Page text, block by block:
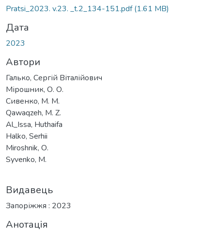
Pratsi_2023. v.23. _t.2_134-151.pdf(1.61 MB)
Дата
2023
Автори
Галько, Сергій Віталійович
Мірошник, О. О.
Сивенко, М. М.
Qawaqzeh, M. Z.
Al_Issa, Huthaifa
Halko, Serhii
Miroshnik, О.
Syvenko, M.
Видавець
Запоріжжя : 2023
Анотація